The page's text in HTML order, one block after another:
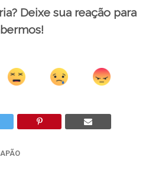
Deixe sua reação para